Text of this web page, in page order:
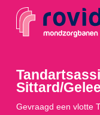
Sittard/
Gevraagd een vlotte